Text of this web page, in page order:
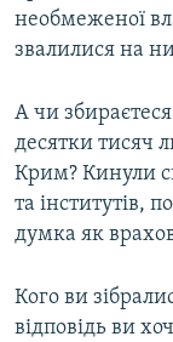
необмеженої
звалилися на
А чи
десятки тисяч
Крим? Кинули
та інститутів,
думка як
Кого ви
відповідь ви